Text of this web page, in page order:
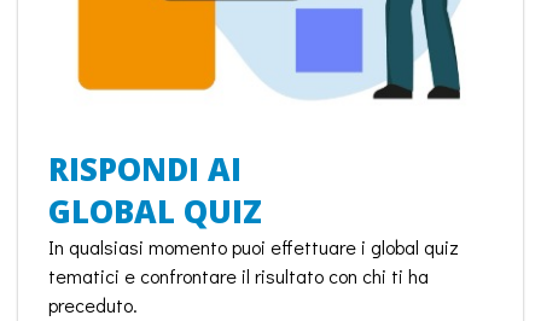
RISPONDI AI
GLOBAL QUIZ
In qualsiasi momento puoi effettuare i global quiz
tematici e confrontare il risultato con chi ti ha
preceduto.